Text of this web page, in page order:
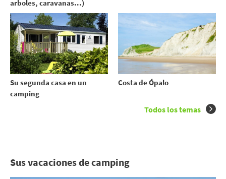
arboles, caravanas...)
Su segunda casa en un
camping
Costa de Ópalo
Todos los temas
Sus vacaciones de camping